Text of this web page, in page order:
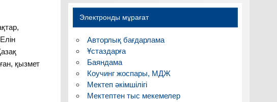
қызмет
Электронды мұрағат
Авторлық бағдарлама
Ұстаздарға
Баяндама
Коучинг жоспары, МДЖ
Мектеп әкімшілігі
Мектептен тыс мекемелер